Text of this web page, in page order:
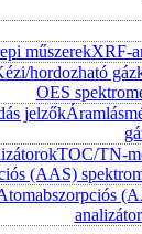
műszerekXRF-
hordozható
OES
jelzők
TOC/TN-
(AAS)